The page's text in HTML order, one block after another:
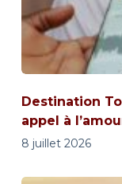
Destination
appel à
8 juillet 2026